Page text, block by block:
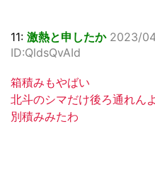
11: 激熱と申したか 2023/
ID:QldsQvAId
箱積みもやばい
北斗のシマだけ後ろ通れん
別積みみたわ